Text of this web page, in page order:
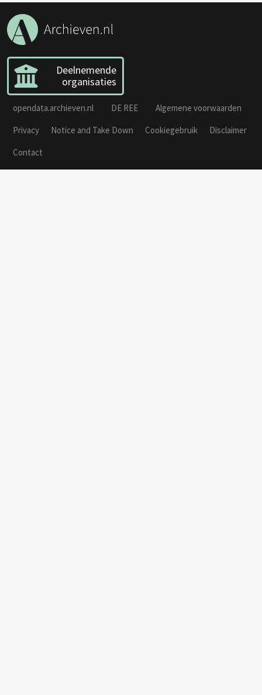
Deelnemende
organisaties
opendata.archieven.nl DE REE
Algemene voorwaarden
Privacy
Notice and Take Down Cookiegebruik
Disclaimer
Contact